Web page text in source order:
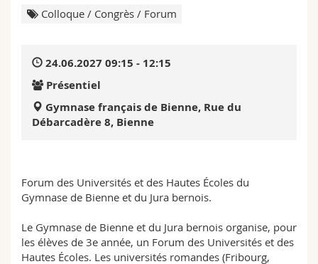
Sciences et médecine
Interfacultaire
Collaborateurs
Doctorants
Webmail
Programme des cours
Colloque / Congrès / Forum
24.06.2027 09:15 - 12:15
Présentiel
Gymnase français de Bienne, Rue du
Débarcadère 8, Bienne
Forum des Universités et des Hautes Écoles du
Gymnase de Bienne et du Jura bernois.
Le Gymnase de Bienne et du Jura bernois organise, pour
les élèves de 3e année, un Forum des Universités et des
Hautes Écoles. Les universités romandes (Fribourg,